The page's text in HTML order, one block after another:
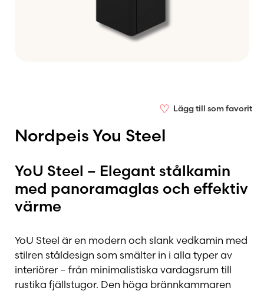
♡ Lägg till som favorit
Nordpeis You Steel
YoU Steel – Elegant stålkamin
med panoramaglas och effektiv
värme
YoU Steel är en modern och slank vedkamin med
stilren ståldesign som smälter in i alla typer av
interiörer – från minimalistiska vardagsrum till
rustika fjällstugor. Den höga brännkammaren